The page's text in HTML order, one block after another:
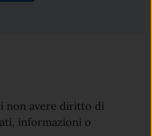
non avere diritto di
informazioni o